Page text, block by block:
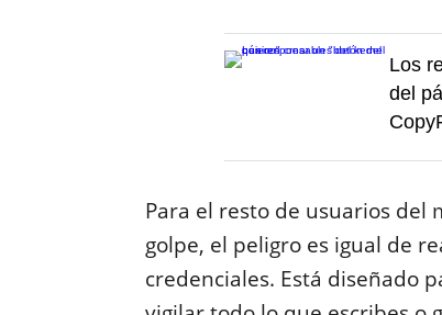
Los
del
Para el resto de usuarios del
golpe, el peligro es igual de
credenciales. Está diseñado